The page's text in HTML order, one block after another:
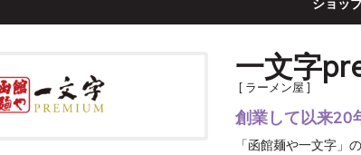
ショッ
一文字
[ ラーメン屋 ]
創業して以来20
「函館麺や一文字」